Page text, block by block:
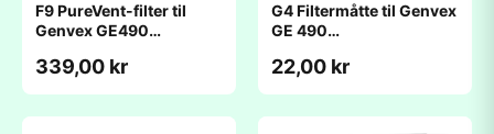
F9 PureVent-filter til
Genvex GE490
339,00 kr
G4 Filtermåtte til Genvex
GE 490
22,00 kr